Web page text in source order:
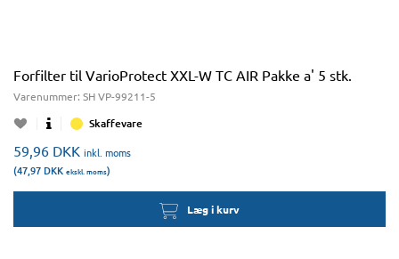
Forfilter til VarioProtect XXL-W TC AIR Pakke a' 5 stk.
Varenummer: SH VP-99211-5
Skaffevare
59,96 DKK inkl. moms
(47,97 DKK ekskl. moms)
Læg i kurv